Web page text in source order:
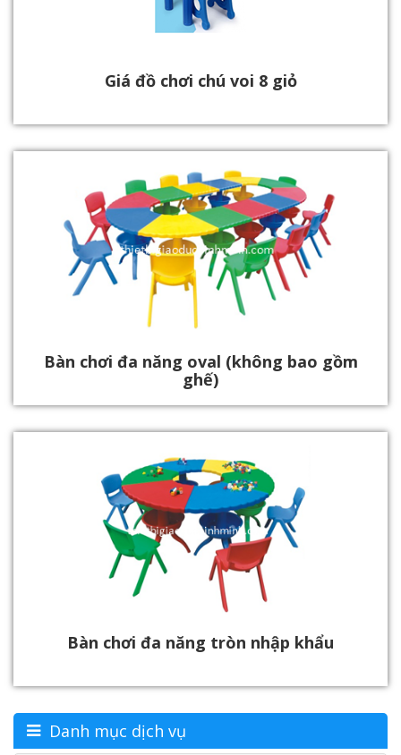
Giá đồ chơi chú voi 8 giỏ
Bàn chơi đa năng oval (không bao gồm
ghế)
Bàn chơi đa năng tròn nhập khẩu
Danh mục dịch vụ